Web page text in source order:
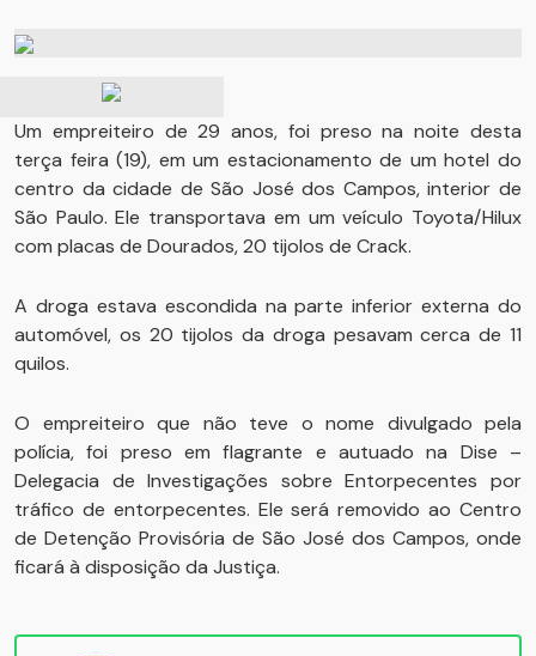
Um empreiteiro de 29 anos, foi preso na noite desta
terça feira (19), em um estacionamento de um hotel do
centro da cidade de São José dos Campos, interior de
São Paulo. Ele transportava em um veículo Toyota/Hilux
com placas de Dourados, 20 tijolos de Crack.
A droga estava escondida na parte inferior externa do
automóvel, os 20 tijolos da droga pesavam cerca de 11
quilos.
O empreiteiro que não teve o nome divulgado pela
polícia, foi preso em flagrante e autuado na Dise –
Delegacia de Investigações sobre Entorpecentes por
tráfico de entorpecentes. Ele será removido ao Centro
de Detenção Provisória de São José dos Campos, onde
ficará à disposição da Justiça.